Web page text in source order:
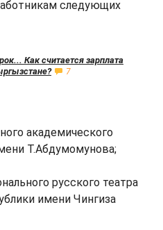
следующих
Как считается зарплата
7
академического
Т.Абдумомунова;
русского театра
имени Чингиза